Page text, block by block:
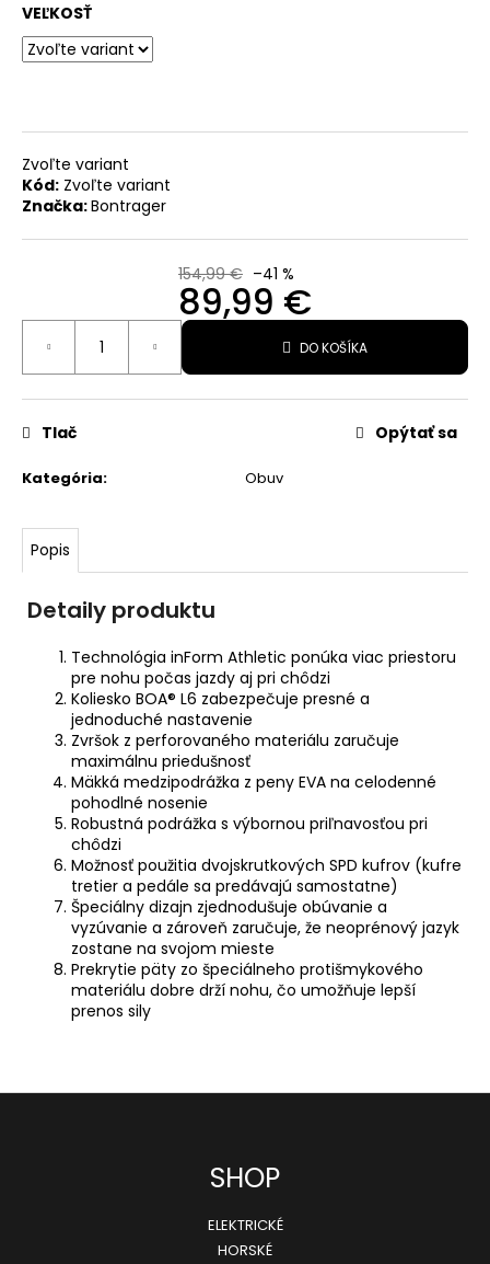
VEĽKOSŤ
Zvoľte variant
Kód: Zvoľte variant
Značka:Bontrager
154,99 € –41 %
89,99 €
Jednotková
DO KOŠÍKA
Kategória: Obuv
Tlač Opýtať sa
Popis
Detaily produktu
Technológia inForm Athletic ponúka viac priestoru
pre nohu počas jazdy aj pri chôdzi
Koliesko BOA® L6 zabezpečuje presné a
jednoduché nastavenie
Zvršok z perforovaného materiálu zaručuje
maximálnu priedušnosť
Mäkká medzipodrážka z peny EVA na celodenné
pohodlné nosenie
Robustná podrážka s výbornou priľnavosťou pri
chôdzi
Možnosť použitia dvojskrutkových SPD kufrov (kufre
tretier a pedále sa predávajú samostatne)
Špeciálny dizajn zjednodušuje obúvanie a
vyzúvanie a zároveň zaručuje, že neoprénový jazyk
zostane na svojom mieste
Prekrytie päty zo špeciálneho protišmykového
materiálu dobre drží nohu, čo umožňuje lepší
prenos sily
TREK
RSL
ROAD
399,99
€
SHOP
ELEKTRICKÉ
HORSKÉ